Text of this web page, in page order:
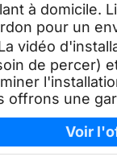
à domicile.
pour un
vidéo
de percer)
offrons une